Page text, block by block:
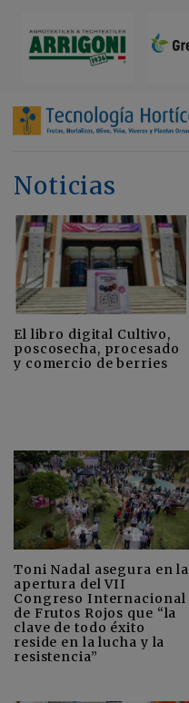
Noticias
El libro digital Cultivo,
poscosecha, procesado
y comercio de berries
Toni Nadal asegura en la
apertura del VII
Congreso Internacional
de Frutos Rojos que “la
clave de todo éxito
reside en la lucha y la
resistencia”